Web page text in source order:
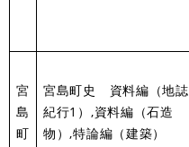
宮
島
町
宮島町史 資料編（地誌
紀行1）,資料編（石造
物）,特論編（建築）